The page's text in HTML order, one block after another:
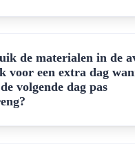
de materialen in de
voor een extra dag
volgende dag pas